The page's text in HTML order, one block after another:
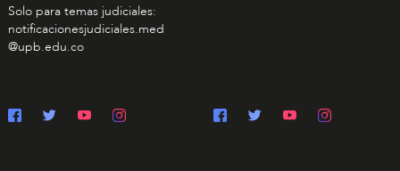
Solo para temas judiciales:
notificacionesjudiciales.med
@upb.edu.co